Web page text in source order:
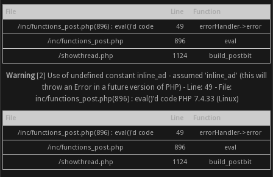
File Line
Function
/inc/functions_post.php(896) : eval()'d code
49
errorHandler->error
/inc/functions_post.php
896
eval
/showthread.php
1124 build_postbit
Warning[2] Use of undefined constant inline_ad - assumed 'inline_ad' (this will
throw an Error in a future version of PHP) - Line: 49 - File:
inc/functions_post.php(896) : eval()'d code PHP 7.4.33 (Linux)
File Line
Function
/inc/functions_post.php(896) : eval()'d code
49
errorHandler->error
/inc/functions_post.php
896
eval
/showthread.php
1124 build_postbit